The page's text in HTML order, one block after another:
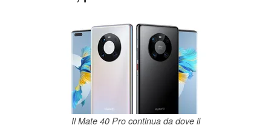
Il Mate 40 Pro continua da dove il